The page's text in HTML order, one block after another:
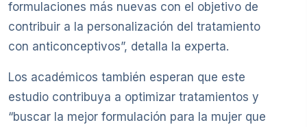
formulaciones más nuevas con el objetivo de
contribuir a la personalización del tratamiento
con anticonceptivos”, detalla la experta.
Los académicos también esperan que este
estudio contribuya a optimizar tratamientos y
“buscar la mejor formulación para la mujer que